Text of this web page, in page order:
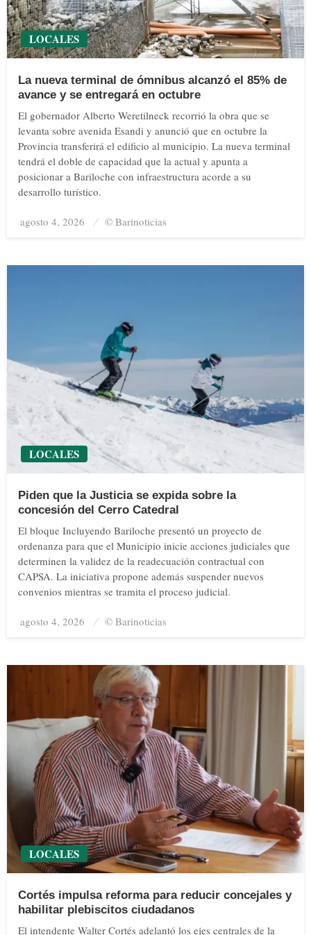
LOCALES
La nueva terminal de ómnibus alcanzó el 85% de
avance y se entregará en octubre
El gobernador Alberto Weretilneck recorrió la obra que se
levanta sobre avenida Esandi y anunció que en octubre la
Provincia transferirá el edificio al municipio. La nueva terminal
tendrá el doble de capacidad que la actual y apunta a
posicionar a Bariloche con infraestructura acorde a su
desarrollo turístico.
Posted
agosto 4, 2026 © Barinoticias
LOCALES
Piden que la Justicia se expida sobre la
concesión del Cerro Catedral
El bloque Incluyendo Bariloche presentó un proyecto de
ordenanza para que el Municipio inicie acciones judiciales que
determinen la validez de la readecuación contractual con
CAPSA. La iniciativa propone además suspender nuevos
convenios mientras se tramita el proceso judicial.
Posted
agosto 4, 2026 © Barinoticias
LOCALES
Cortés impulsa reforma para reducir concejales y
habilitar plebiscitos ciudadanos
El intendente Walter Cortés adelantó los ejes centrales de la